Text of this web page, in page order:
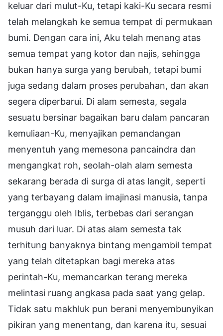
keluar dari mulut-Ku, tetapi kaki-Ku secara resmi
telah melangkah ke semua tempat di permukaan
bumi. Dengan cara ini, Aku telah menang atas
semua tempat yang kotor dan najis, sehingga
bukan hanya surga yang berubah, tetapi bumi
juga sedang dalam proses perubahan, dan akan
segera diperbarui. Di alam semesta, segala
sesuatu bersinar bagaikan baru dalam pancaran
kemuliaan-Ku, menyajikan pemandangan
menyentuh yang memesona pancaindra dan
mengangkat roh, seolah-olah alam semesta
sekarang berada di surga di atas langit, seperti
yang terbayang dalam imajinasi manusia, tanpa
terganggu oleh Iblis, terbebas dari serangan
musuh dari luar. Di atas alam semesta tak
terhitung banyaknya bintang mengambil tempat
yang telah ditetapkan bagi mereka atas
perintah-Ku, memancarkan terang mereka
melintasi ruang angkasa pada saat yang gelap.
Tidak satu makhluk pun berani menyembunyikan
pikiran yang menentang, dan karena itu, sesuai